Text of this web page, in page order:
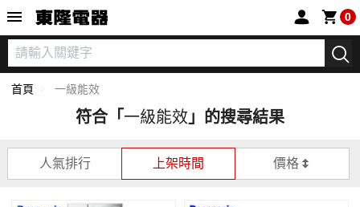
0
首頁 一級能效
符合「一級能效 」的搜尋結果
人氣排行 上架時間 價格